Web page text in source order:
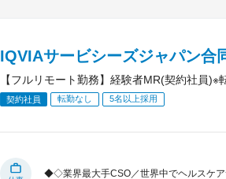
IQVIAサービシーズジャパン合
【フルリモート勤務】経験者MR(契約社員
契約社員 転勤なし 5名以上採用
◆◇業界最大手CSO／世界中でヘルスケ